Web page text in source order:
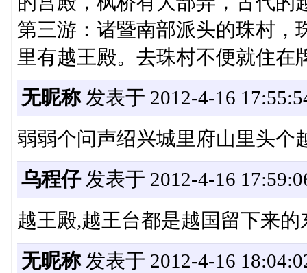
第三游：诸暨南部派头的珠村，
里有越王殿。去珠村不便就住在
无昵称发表于 2012-4-16
弱弱个问声绍兴城里府山里头个
乌程仔发表于 2012-4-16
越王殿,越王台都是越国留下来的
无昵称发表于 2012-4-16